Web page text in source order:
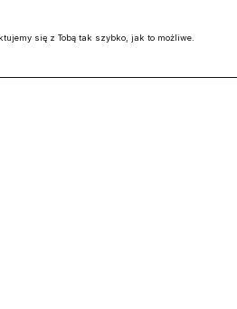
się z Tobą tak szybko, jak to możliwe.